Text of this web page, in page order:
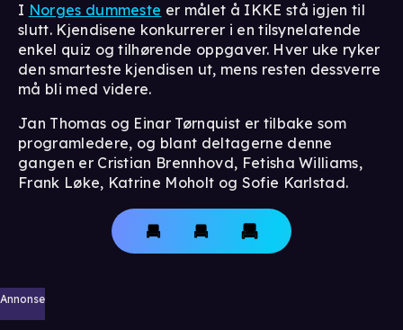
I Norges dummeste er målet å IKKE stå igjen til
slutt. Kjendisene konkurrerer i en tilsynelatende
enkel quiz og tilhørende oppgaver. Hver uke ryker
den smarteste kjendisen ut, mens resten dessverre
må bli med videre.
Jan Thomas og Einar Tørnquist er tilbake som
programledere, og blant deltagerne denne
gangen er Cristian Brennhovd, Fetisha Williams,
Frank Løke, Katrine Moholt og Sofie Karlstad.
Annonse